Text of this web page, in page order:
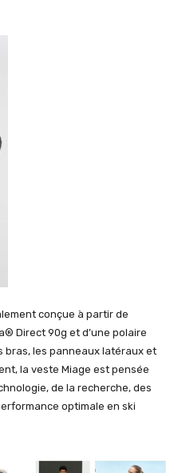
conçue à partir de
Direct 90g et d’une polaire
bras, les panneaux latéraux et
la veste Miage est pensée
de la recherche, des
optimale en ski